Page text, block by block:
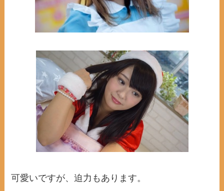
可愛いですが、迫力もあります。